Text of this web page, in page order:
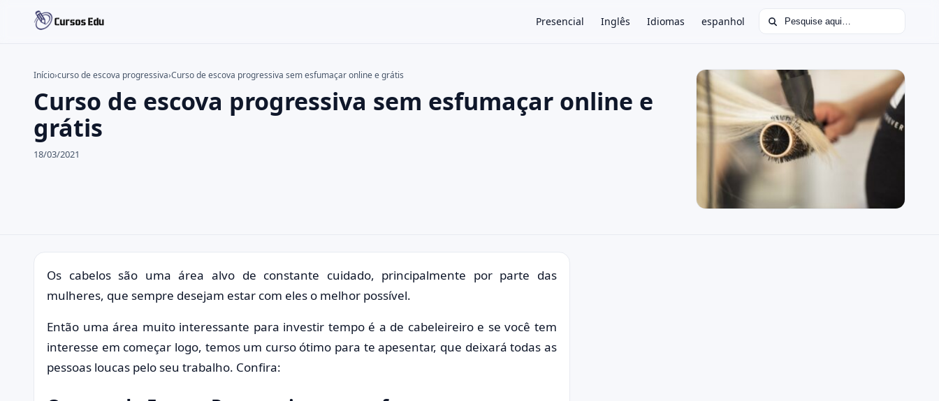
Presencial Inglês Idiomas espanhol Buscar por:
Buscar no site ×
Buscar por:
Pressione Enter para buscar ou ESC para fechar.
Início›curso de escova progressiva›Curso de escova progressiva sem esfumaçar online e grátis
Curso de escova progressiva sem esfumaçar online e
grátis
18/03/2021
Os cabelos são uma área alvo de constante cuidado, principalmente por parte das
mulheres, que sempre desejam estar com eles o melhor possível.
Então uma área muito interessante para investir tempo é a de cabeleireiro e se você tem
interesse em começar logo, temos um curso ótimo para te apesentar, que deixará todas as
pessoas loucas pelo seu trabalho. Confira: